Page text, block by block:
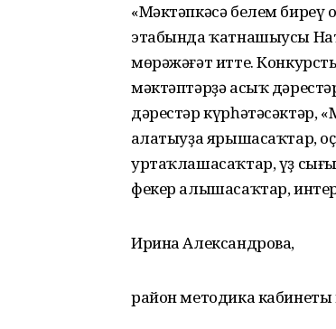
«Мәктәпкәсә белем биреү
этабында ҡатнашыусы
мөрәжәғәт итте.
мәктәптәрҙә асыҡ
дәрестәр
аңлатыуҙа ярышасаҡтар,
уртаҡлашасаҡтар, үҙ
фекер алышасаҡтар,
Ирина Александрова,
район методика